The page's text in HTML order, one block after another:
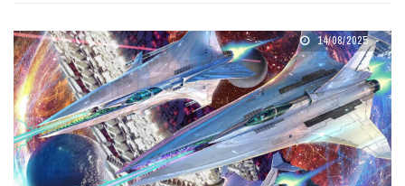
14/08/2025